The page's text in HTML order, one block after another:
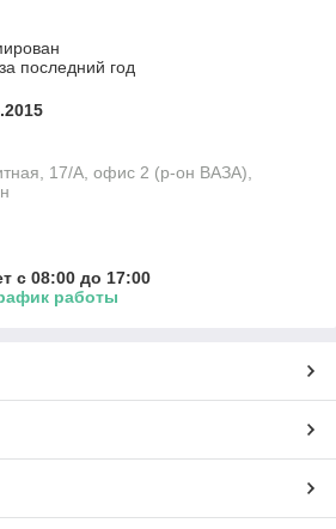
последний год
17/А, офис 2 (р-он ВАЗА),
с 08:00 до 17:00
работы